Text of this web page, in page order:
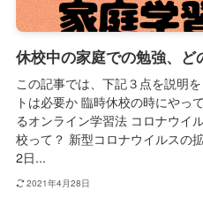
休校中の家庭での勉強、ど
この記事では、下記３点を説明
トは必要か 臨時休校の時にやっ
るオンライン学習法 コロナウイ
校って？ 新型コロナウイルスの
2日...
2021年4月28日